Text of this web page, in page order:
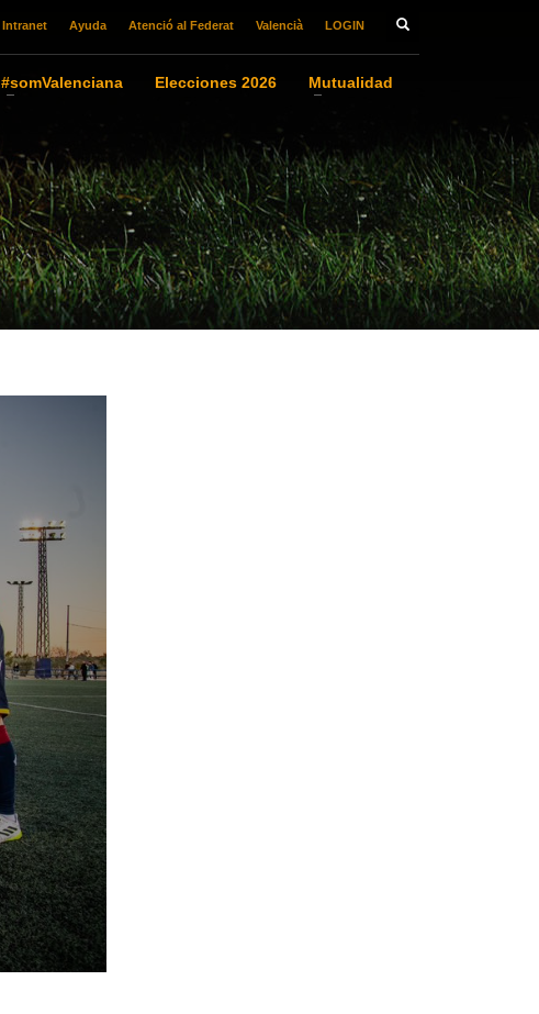
Intranet Ayuda Atenció al Federat Valencià LOGIN
#somValenciana Elecciones 2026
Mutualidad